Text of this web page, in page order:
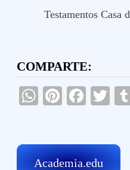
Testamentos Casa
COMPARTE:
WhatsApp
Pinterest
Academia.edu